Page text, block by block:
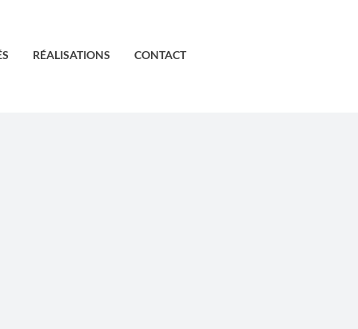
RÉALISATIONS CONTACT